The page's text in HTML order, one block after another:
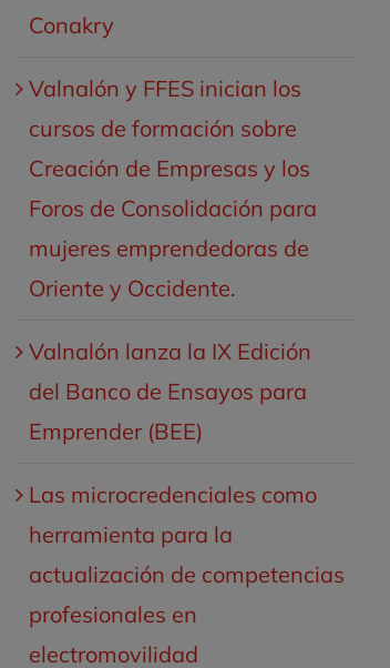
Conakry
Valnalón y FFES inician los
cursos de formación sobre
Creación de Empresas y los
Foros de Consolidación para
mujeres emprendedoras de
Oriente y Occidente.
Valnalón lanza la IX Edición
del Banco de Ensayos para
Emprender (BEE)
Las microcredenciales como
herramienta para la
actualización de competencias
profesionales en
electromovilidad